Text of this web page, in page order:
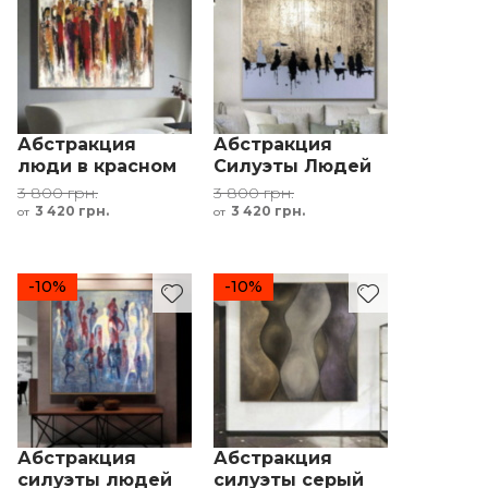
Абстракция
люди в красном
коричневый
желтый
3 800 грн.
от 3 420 грн.
Абстракция
Силуэты Людей
Золотой Белый
Черный
3 800 грн.
от 3 420 грн.
-10%
Абстракция
силуэты людей
-10%
Абстракция
силуэты серый